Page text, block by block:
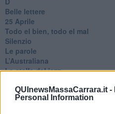
QUInewsMassaCarrara.it -
Personal Information
Belle lettere
25 Aprile
Todo el bien, todo el mal
Silenzio
Le parole
​L’Australiana
Le stelle del jazz
Auguri
Moro